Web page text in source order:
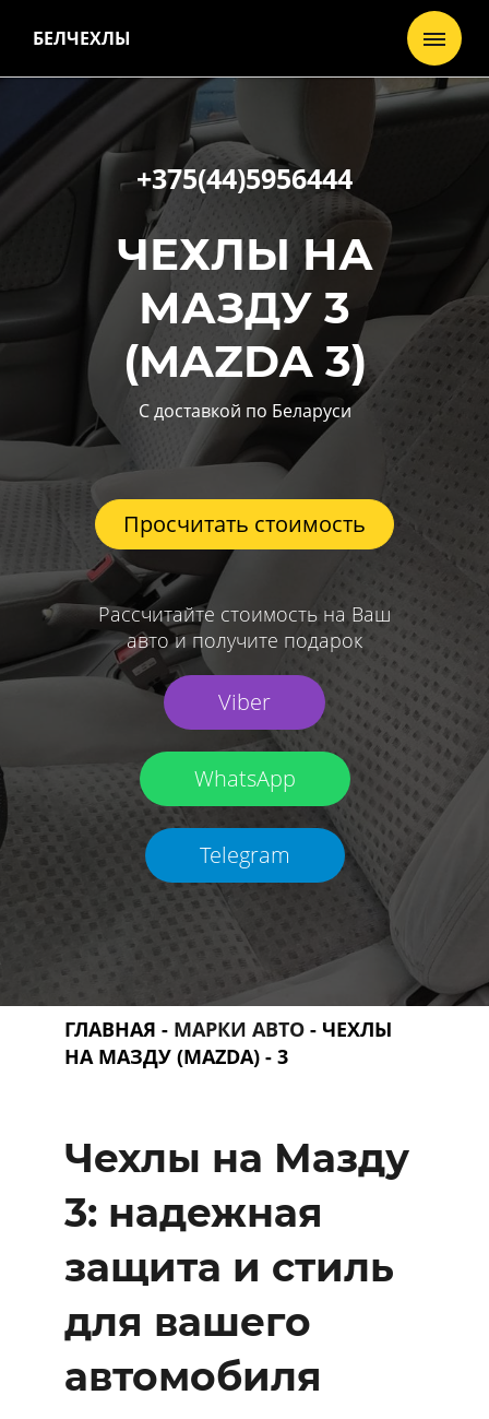
БЕЛЧЕХЛЫ
+375(44)5956444
ЧЕХЛЫ НА
МАЗДУ 3
(MAZDA 3)
С доставкой по Беларуси
Просчитать стоимость
Рассчитайте стоимость на Ваш
авто и получите подарок
Viber
WhatsApp
Telegram
ГЛАВНАЯ - МАРКИ АВТО - ЧЕХЛЫ
НА МАЗДУ (MAZDA) - 3
Чехлы на Мазду
3: надежная
защита и стиль
для вашего
автомобиля